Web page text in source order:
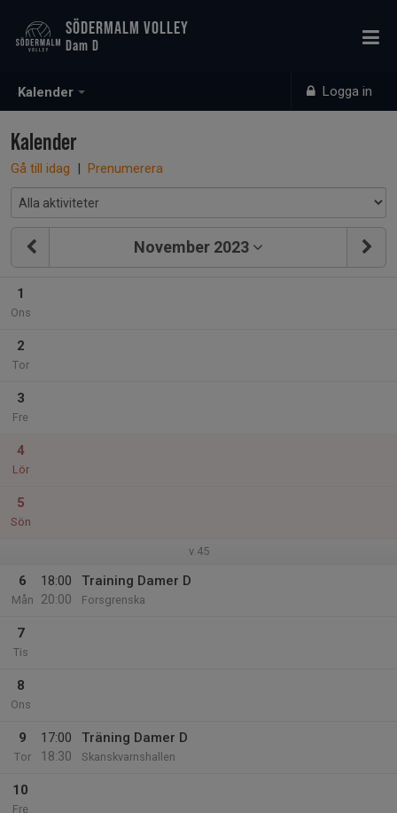
Kalender Logga in
SÖDERMALM VOLLEY
Dam D
Kalender
Gå till idag | Prenumerera
November 2023
1
Ons
2
Tor
3
Fre
4
Lör
5
Sön
v.45
6
Mån
18:00
20:00
Training Damer D
Forsgrenska
7
Tis
8
Ons
9
Tor
17:00
18:30
Träning Damer D
Skanskvarnshallen
10
Fre